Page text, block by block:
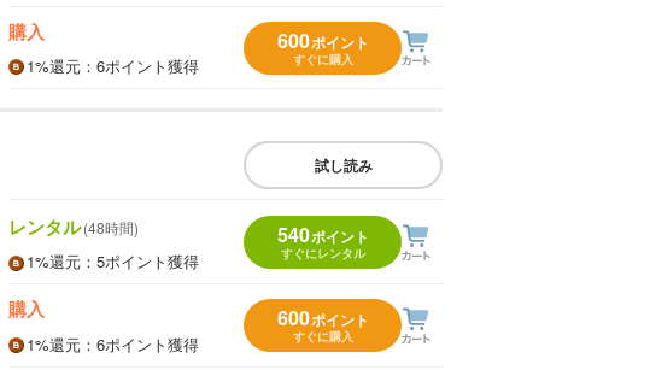
購入
1%還元 ：6ポイント獲得
600ポイント
すぐに購入
試し読み
レンタル(48時間)
1%還元 ：5ポイント獲得
540ポイント
すぐにレンタル
購入
1%還元 ：6ポイント獲得
600ポイント
すぐに購入